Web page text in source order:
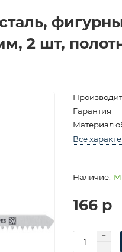
2 шт,
Гарантия
Материал
Все
166 р